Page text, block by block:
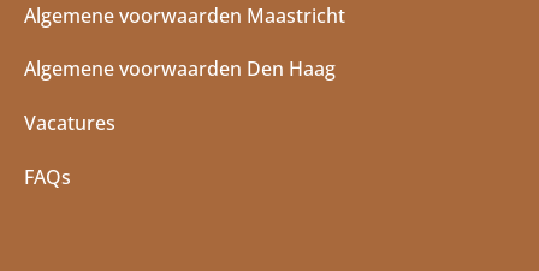
Algemene voorwaarden Maastricht
Algemene voorwaarden Den Haag
Vacatures
FAQs